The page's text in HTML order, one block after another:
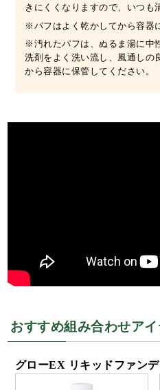
きにくくなりますので、いつも
※パフはよく乾かしてから容器
※汚れたパフは、ぬるま湯に中
洗剤をよく洗い流し、風通しの
から容器に保管してください。
おすすめ組み合わせアイ
グローEX リキッドファン